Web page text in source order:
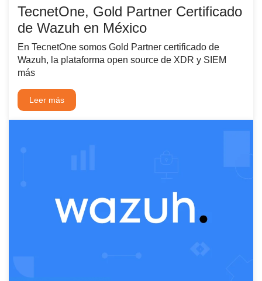
TecnetOne, Gold Partner Certificado
de Wazuh en México
En TecnetOne somos Gold Partner certificado de
Wazuh, la plataforma open source de XDR y SIEM
más
Leer más